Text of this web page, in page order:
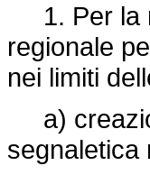
1. Per la
regionale
nei limiti
a)
segnaletica